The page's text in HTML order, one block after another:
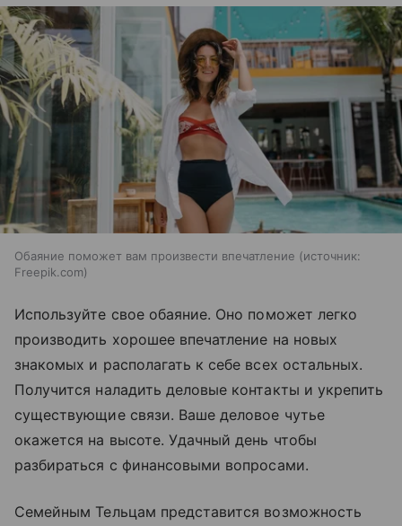
Обаяние поможет вам произвести впечатление
источник:
Freepik.com
Используйте свое обаяние. Оно поможет легко
производить хорошее впечатление на новых
знакомых и располагать к себе всех остальных.
Получится наладить деловые контакты и укрепить
существующие связи. Ваше деловое чутье
окажется на высоте. Удачный день чтобы
разбираться с финансовыми вопросами.
Семейным Тельцам представится возможность